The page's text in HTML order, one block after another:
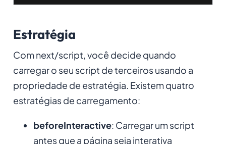
Estratégia
Com next/script, você decide quando
carregar o seu script de terceiros usando a
propriedade de estratégia. Existem quatro
estratégias de carregamento:
beforeInteractive: Carregar um script
antes que a página seja interativa